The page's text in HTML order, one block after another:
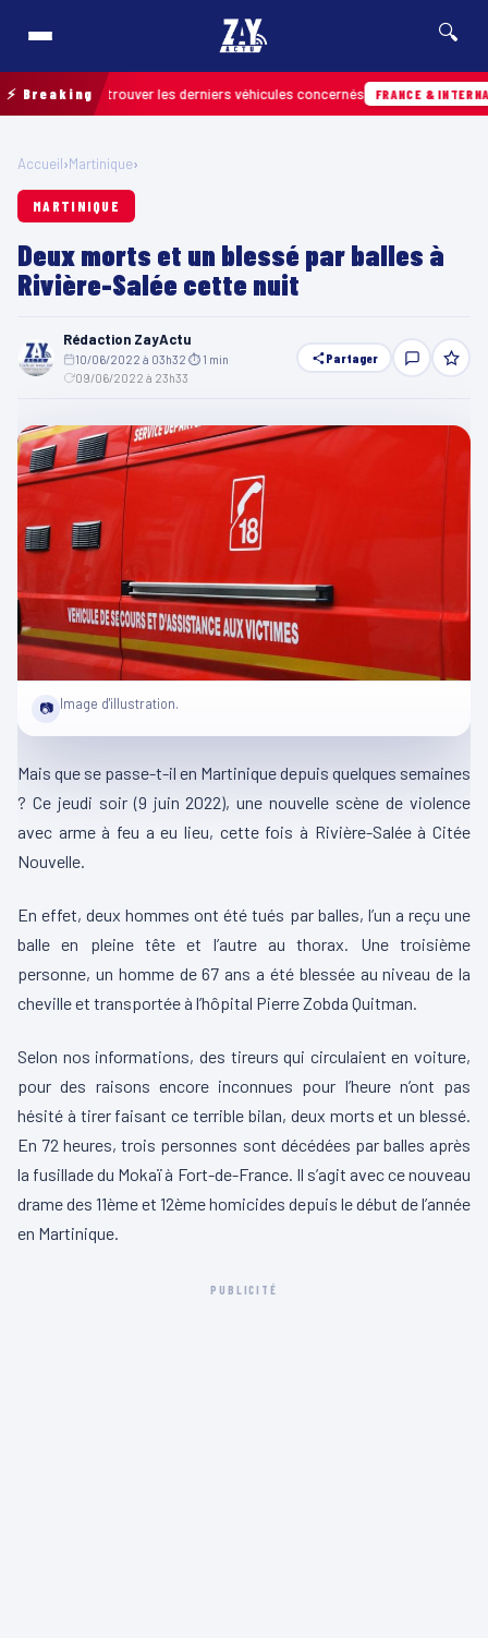
🔍
⚡ Breaking
pour retrouver les derniers véhicules concernés FRANCE &
Accueil›Martinique›
MARTINIQUE
Deux morts et un blessé par balles à
Rivière-Salée cette nuit
Rédaction ZayActu
10/06/2022 à 03h32 ⏱ 1 min
09/06/2022 à 23h33
Partager
📷 Image d'illustration.
Mais que se passe-t-il en Martinique depuis quelques semaines
? Ce jeudi soir (9 juin 2022), une nouvelle scène de violence
avec arme à feu a eu lieu, cette fois à Rivière-Salée à Citée
Nouvelle.
En effet, deux hommes ont été tués par balles, l’un a reçu une
balle en pleine tête et l’autre au thorax. Une troisième
personne, un homme de 67 ans a été blessée au niveau de la
cheville et transportée à l’hôpital Pierre Zobda Quitman.
Selon nos informations, des tireurs qui circulaient en voiture,
pour des raisons encore inconnues pour l’heure n’ont pas
hésité à tirer faisant ce terrible bilan, deux morts et un blessé.
En 72 heures, trois personnes sont décédées par balles après
la fusillade du Mokaï à Fort-de-France. Il s’agit avec ce nouveau
drame des 11ème et 12ème homicides depuis le début de l’année
en Martinique.
PUBLICITÉ